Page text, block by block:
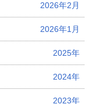
2026年2月
2026年1月
2025年
2024年
2023年